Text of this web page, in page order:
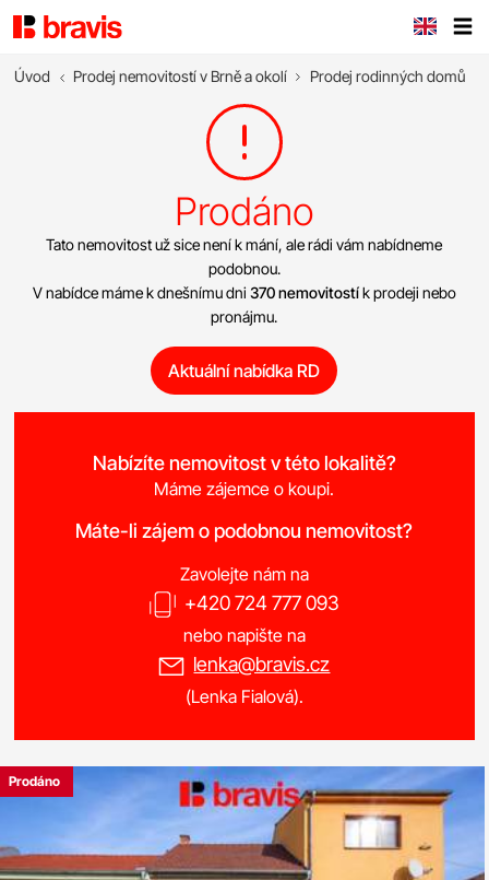
Úvod Prodej nemovitostí v Brně a okolí Prodej rodinných domů
Prodáno
Tato nemovitost už sice není k mání, ale rádi vám nabídneme
podobnou.
V nabídce máme k dnešnímu dni 370 nemovitostík prodeji nebo
pronájmu.
Aktuální nabídka RD
Nabízíte nemovitost v této lokalitě?
Máme zájemce o koupi.
Máte-li zájem o podobnou nemovitost?
Zavolejte nám na
+420 724 777 093
nebo napište na
lenka@bravis.cz
(Lenka Fialová).
Prodáno